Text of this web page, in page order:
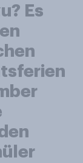
Es